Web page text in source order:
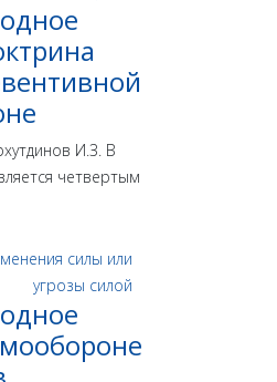
И.З. В
четвертым